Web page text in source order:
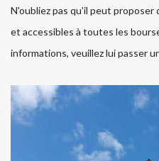
N'oubliez pas qu'il peut
et accessibles à toutes les
informations, veuillez lui passer